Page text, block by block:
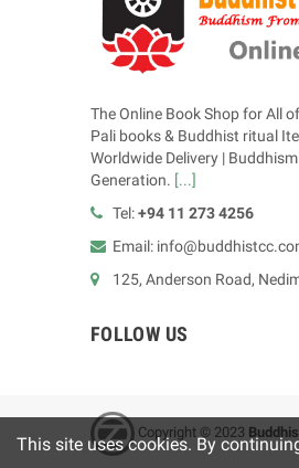
The Online Book Shop for All
Pali books & Buddhist ritual
Worldwide Delivery |
Generation. [...]
Tel:+94 11 273 4256
Email:
125, Anderson Road,
FOLLOW US
Copyright © 2023 B
This site uses cookies. By